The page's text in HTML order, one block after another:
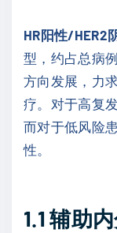
HR阳性/HER2
型，约占总病
方向发展，力
疗。对于高复
而对于低风险
性。
1.1辅助